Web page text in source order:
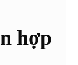
hợp